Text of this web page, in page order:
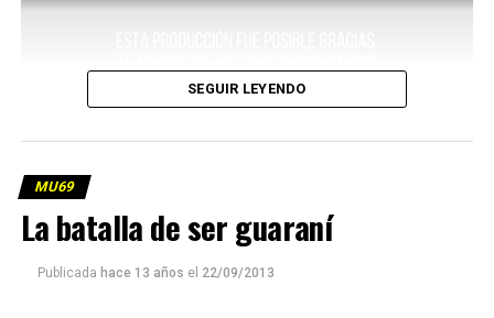
SEGUIR LEYENDO
MU69
La batalla de ser guaraní
Publicada hace 13 años el 22/09/2013